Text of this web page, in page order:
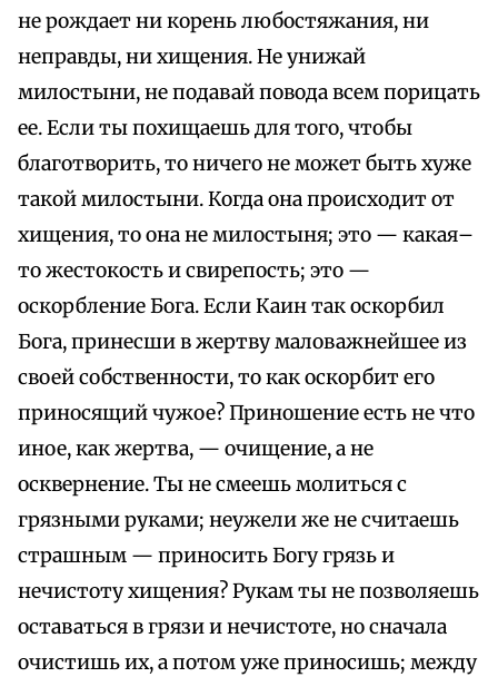
не рождает ни корень любостяжания, ни
неправды, ни хищения. Не унижай
милостыни, не подавай повода всем порицать
ее. Если ты похищаешь для того, чтобы
благотворить, то ничего не может быть хуже
такой милостыни. Когда она происходит от
хищения, то она не милостыня; это — какая–
то жестокость и свирепость; это —
оскорбление Бога. Если Каин так оскорбил
Бога, принесши в жертву маловажнейшее из
своей собственности, то как оскорбит его
приносящий чужое? Приношение есть не что
иное, как жертва, — очищение, а не
осквернение. Ты не смеешь молиться с
грязными руками; неужели же не считаешь
страшным — приносить Богу грязь и
нечистоту хищения? Рукам ты не позволяешь
оставаться в грязи и нечистоте, но сначала
очистишь их, а потом уже приносишь; между